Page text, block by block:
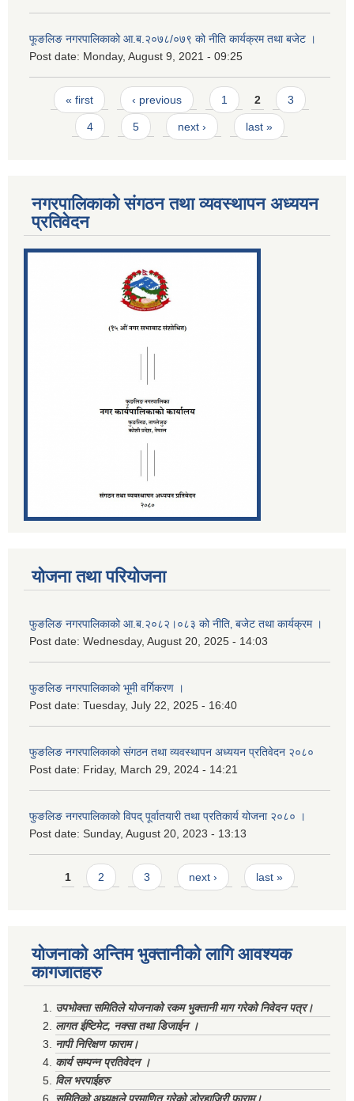
फूङलिङ नगरपालिकाको आ.ब.२०७८/०७९ को नीति कार्यक्रम तथा बजेट ।
Post date: Monday, August 9, 2021 - 09:25
Pages
« first ‹ previous 1 2 3
4 5 next › last »
नगरपालिकाको संगठन तथा व्यवस्थापन अध्ययन
प्रतिवेदन
योजना तथा परियोजना
फुङलिङ नगरपालिकाको आ.ब.२०८२।०८३ को नीति‚ बजेट तथा कार्यक्रम ।
Post date: Wednesday, August 20, 2025 - 14:03
फुङलिङ नगरपालिकाको भूमी वर्गिकरण ।
Post date: Tuesday, July 22, 2025 - 16:40
फुङलिङ नगरपालिकाको संगठन तथा व्यवस्थापन अध्ययन प्रतिवेदन २०८०
Post date: Friday, March 29, 2024 - 14:21
फुङलिङ नगरपालिकाको विपद् पूर्वातयारी तथा प्रतिकार्य योजना २०८० ।
Post date: Sunday, August 20, 2023 - 13:13
Pages
1 2 3 next › last »
योजनाको अन्तिम भुक्तानीको लागि आवश्यक
कागजातहरु
उपभोक्ता समितिले योजनाको रकम भुक्तानी माग गरेको निवेदन पत्र।
लागत ईष्टिमेट, नक्सा तथा डिजाईन ।
नापी निरिक्षण फाराम।
कार्य सम्पन्न प्रतिवेदन ।
विल भरपाईहरु